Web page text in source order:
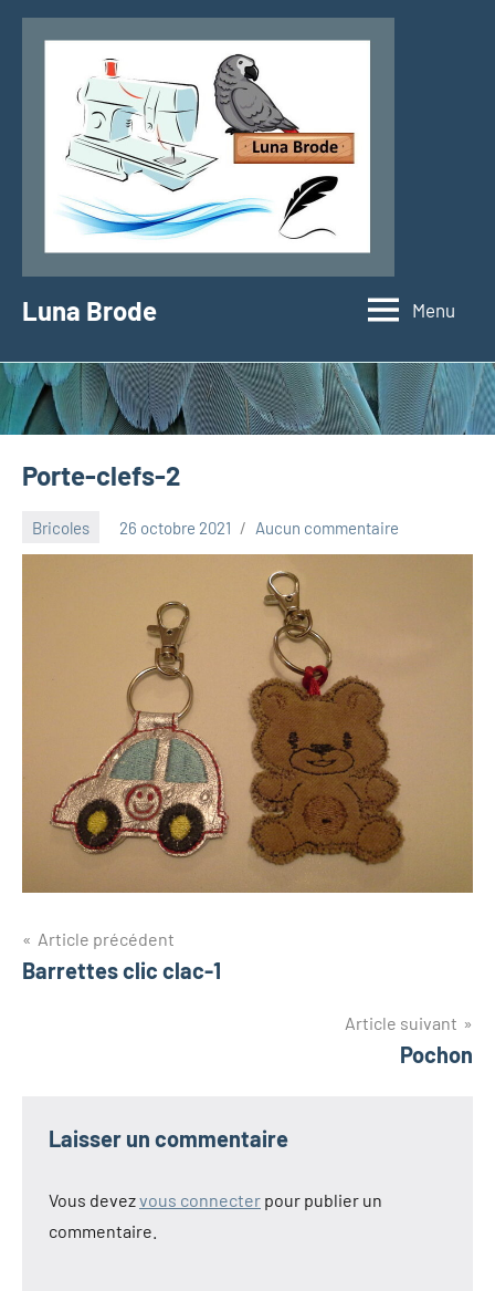
Aller
Luna Brode Menu
Porte-clefs-2
Bricoles 26 octobre 2021 Aucun commentaire
Navigation
de
Article précédent
Barrettes clic clac-1
Article suivant
Pochon
Laisser un commentaire
Vous devezvous connecter pour publier un
commentaire.